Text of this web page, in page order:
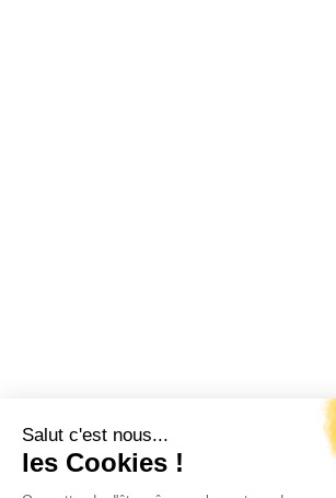
Salut c'est nous...
les Cookies !